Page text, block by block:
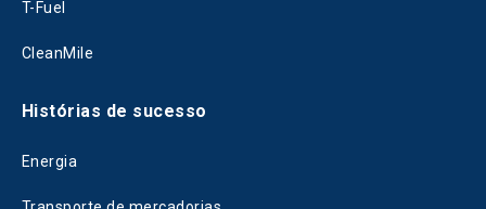
T-Fuel
CleanMile
Histórias de sucesso
Energia